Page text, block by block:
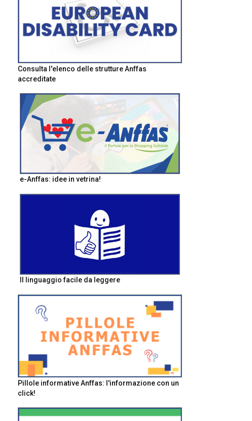
Consulta l'elenco delle strutture Anffas
accreditate
e-Anffas: idee in vetrina!
Il linguaggio facile da leggere
Pillole informative Anffas: l'informazione con un
click!